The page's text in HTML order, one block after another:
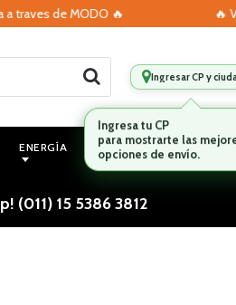
de MODO 🔥 🔥
Ingresar CP y
ENERGÍA MONITORES
(011) 15 5386 3812